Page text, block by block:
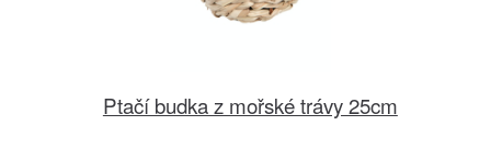
Ptačí budka z mořské trávy 25cm